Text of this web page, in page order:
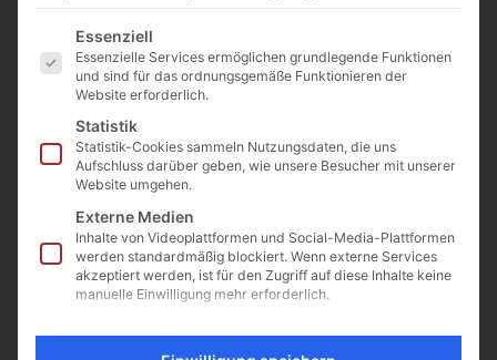
Cathwalk auf Wallfahrt in Chartres
und Lourdes
11. Februar 2019
Liebe Freunde vom Cathwalk, The Cathwalk ist momentan auf
Wallfahrt in Frankreich (Chartres und Lourdes). Auf Facebook
gibt es dazu alle Bilder und Videos: Nach der...
100 101 102
Es folgt eine Liste der Service-Gruppen, für die eine
Essenziell
Essenzielle Services ermöglichen grundlegende Funktionen
und sind für das ordnungsgemäße Funktionieren der
Website erforderlich.
Statistik
Statistik-Cookies sammeln Nutzungsdaten, die uns
Aufschluss darüber geben, wie unsere Besucher mit unserer
Website umgehen.
Externe Medien
Inhalte von Videoplattformen und Social-Media-Plattformen
werden standardmäßig blockiert. Wenn externe Services
akzeptiert werden, ist für den Zugriff auf diese Inhalte keine
manuelle Einwilligung mehr erforderlich.